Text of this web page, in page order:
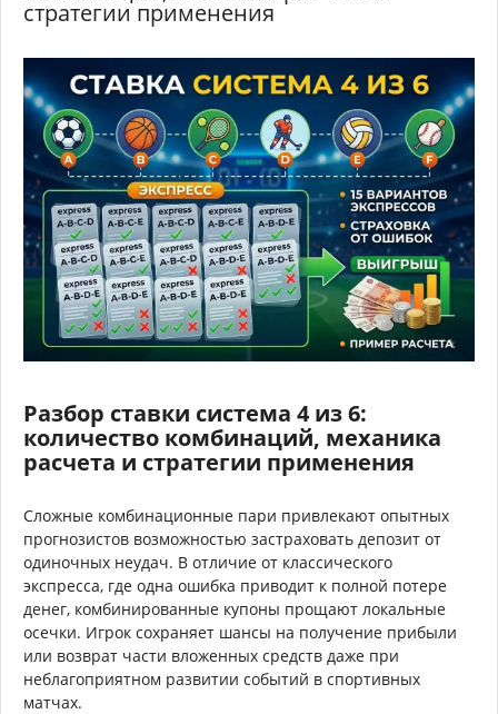
стратегии применения
Разбор ставки система 4 из 6:
количество комбинаций, механика
расчета и стратегии применения
Сложные комбинационные пари привлекают опытных
прогнозистов возможностью застраховать депозит от
одиночных неудач. В отличие от классического
экспресса, где одна ошибка приводит к полной потере
денег, комбинированные купоны прощают локальные
осечки. Игрок сохраняет шансы на получение прибыли
или возврат части вложенных средств даже при
неблагоприятном развитии событий в спортивных
матчах.